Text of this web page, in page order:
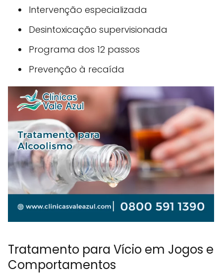
Intervenção especializada
Desintoxicação supervisionada
Programa dos 12 passos
Prevenção à recaída
Tratamento para Vício em Jogos e
Comportamentos